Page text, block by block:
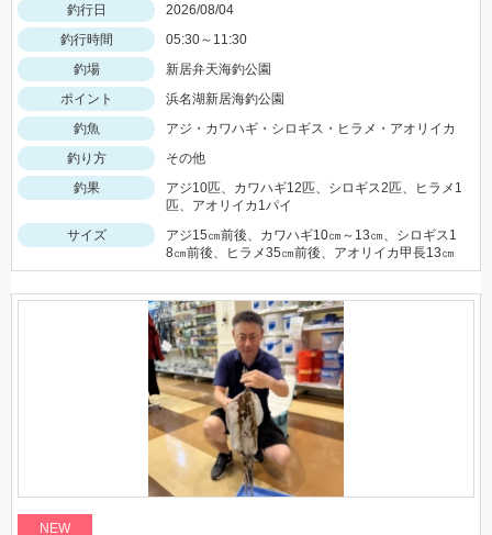
釣行日
2026/08/04
釣行時間
05:30～11:30
釣場
新居弁天海釣公園
ポイント
浜名湖新居海釣公園
釣魚
アジ・カワハギ・シロギス・ヒラメ・アオリイカ
釣り方
その他
釣果
アジ10匹、カワハギ12匹、シロギス2匹、ヒラメ1
匹、アオリイカ1パイ
サイズ
アジ15㎝前後、カワハギ10㎝～13㎝、シロギス1
8㎝前後、ヒラメ35㎝前後、アオリイカ甲長13㎝
NEW